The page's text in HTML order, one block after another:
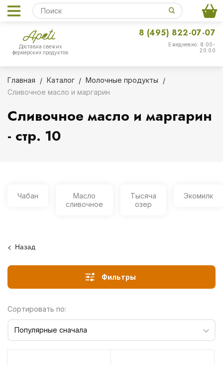
Доставка свежих
фермерских продуктов
Ежедневно: 8:00-
20:00
8 (495) 822-07-07
Главная Каталог
Молочные продукты
Сливочное масло и маргарин
Сливочное масло и маргарин
- стр. 10
Чабан
Масло
сливочное
Тысяча
озер
Экомилк
Назад
Фильтры
Сортировать по:
Популярные сначала